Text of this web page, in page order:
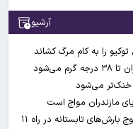
آرشیو
را به کام مرگ کشاند
خنک‌تر می‌شود
مازندران مواج است
وضعیت جوی کشور در ۷۲ ساعت آینده؛ موج بارش‌های تابستانه در راه ۱۱